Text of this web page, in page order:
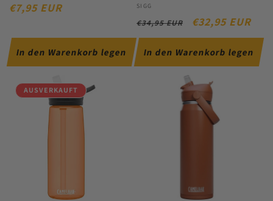
NORMALER
€7,95 EUR
In den Warenkorb legen
Anbieter:
SIGG
NORMALER
PREIS
€34,95 EUR €32,95 EUR
In den Warenkorb legen
AUSVERKAUFT